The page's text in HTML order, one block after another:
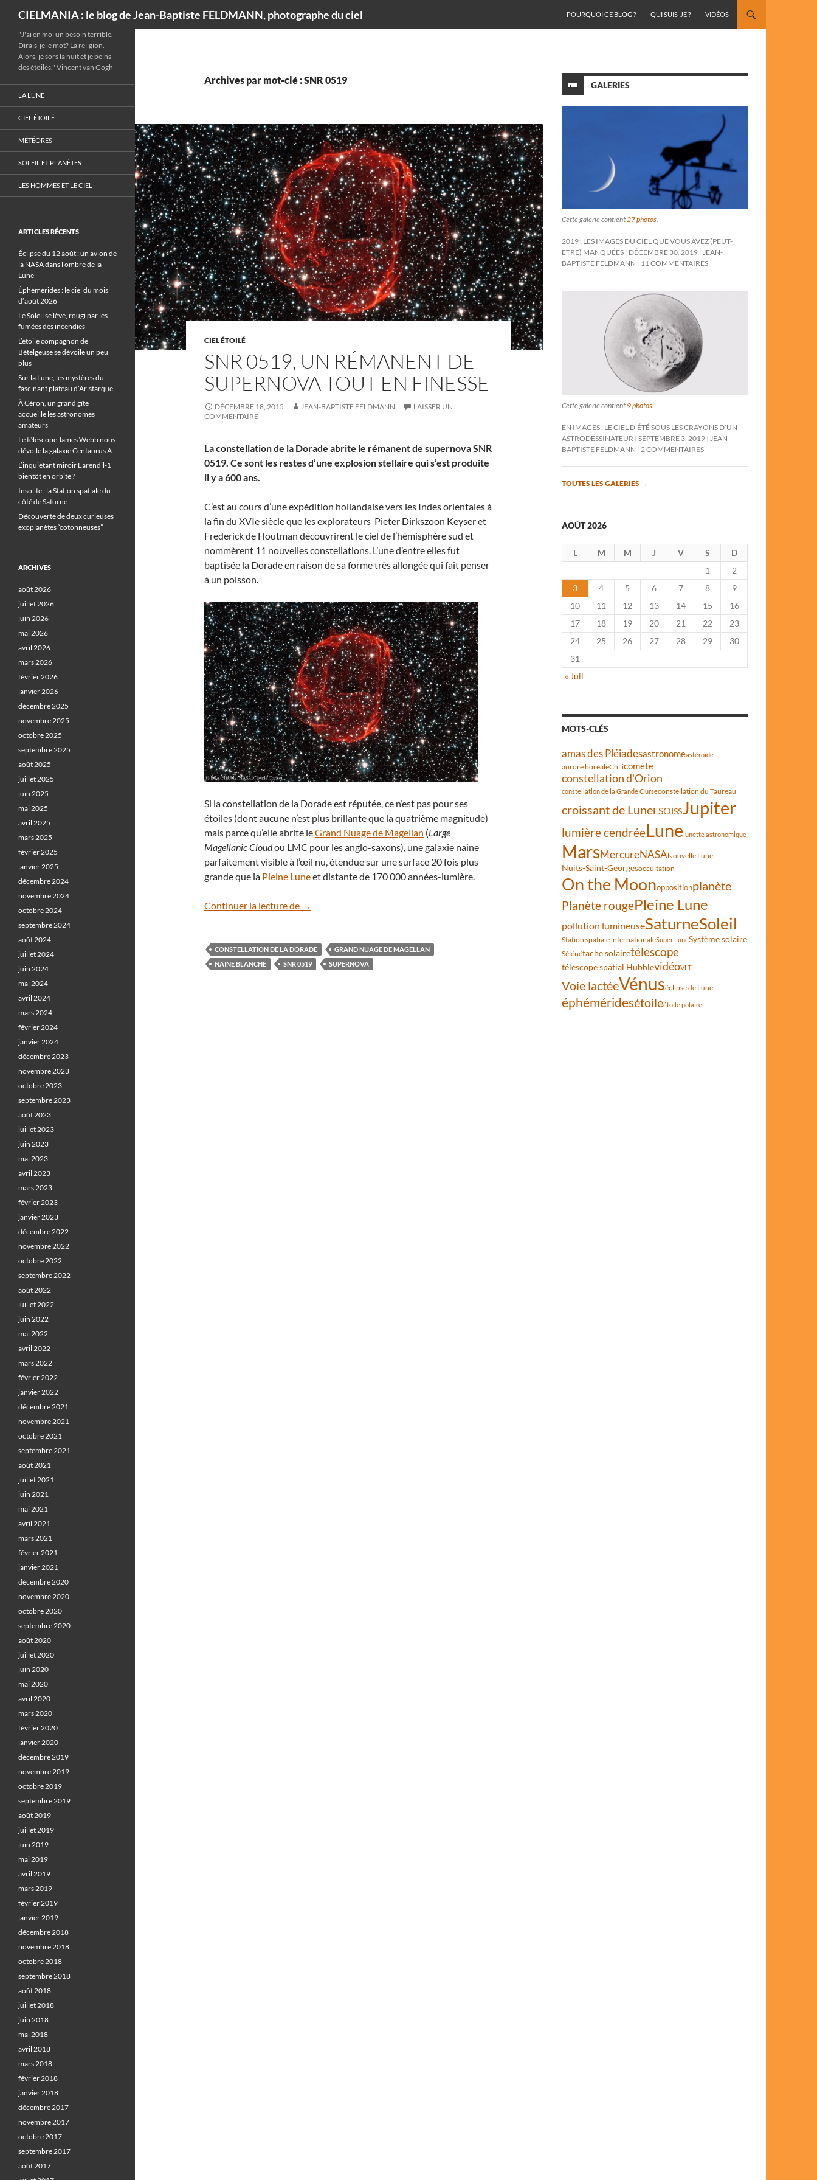
CIELMANIA : le blog de Jean-Baptiste FELDMANN, photographe du ciel
POURQUOI CE BLOG ?
QUI SUIS-JE ? VIDÉOS
Archives par mot-clé : SNR 0519
CIEL ÉTOILÉ
SNR 0519, UN RÉMANENT DE
SUPERNOVA TOUT EN FINESSE
DÉCEMBRE 18, 2015 JEAN-BAPTISTE FELDMANN
LAISSER UN
COMMENTAIRE
La constellation de la Dorade abrite le rémanent de supernova SNR
0519. Ce sont les restes d’une explosion stellaire qui s’est produite
il y a 600 ans.
C’est au cours d’une expédition hollandaise vers les Indes orientales à
la fin du XVIe siècle que les explorateurs Pieter Dirkszoon Keyser et
Frederick de Houtman découvrirent le ciel de l’hémisphère sud et
nommèrent 11 nouvelles constellations. L’une d’entre elles fut
baptisée la Dorade en raison de sa forme très allongée qui fait penser
à un poisson.
Si la constellation de la Dorade est réputée, ce n’est pas pour ses
étoiles (dont aucune n’est plus brillante que la quatrième magnitude)
mais parce qu’elle abrite leGrand Nuage de Magellan (Large
Magellanic Cloudou LMC pour les anglo-saxons), une galaxie naine
parfaitement visible à l’œil nu, étendue sur une surface 20 fois plus
grande que la Pleine Luneet distante de 170 000 années-lumière.
Continuer la lecture de SNR 0519, un rémanent de supernova tout en finesse
→
CONSTELLATION DE LA DORADE
GRAND NUAGE DE MAGELLAN
NAINE BLANCHE
SNR 0519 SUPERNOVA
GALERIES
Cette galerie contient27 photos.
2019 : LES IMAGES DU CIEL QUE VOUS AVEZ (PEUT-
ÊTRE) MANQUÉES DÉCEMBRE 30, 2019 JEAN-
BAPTISTE FELDMANN
11 COMMENTAIRES
Cette galerie contient 9 photos
EN IMAGES : LE CIEL D’ÉTÉ SOUS LES CRAYONS D’UN
ASTRODESSINATEUR SEPTEMBRE 3, 2019
JEAN-
BAPTISTE FELDMANN
2 COMMENTAIRES
TOUTES LES GALERIES →
AOÛT 2026
L M M J V S
D
1
2
3
4 5 6 7 8
9
10
11 12 13 14 15
16
17
18 19 20 21 22
23
24
25 26 27 28 29
30
31
« Juil
MOTS-CLÉS
amas des Pléiadesastronomeastéroïde
aurore boréaleChilicomète
constellation d'Orion
constellation de la Grande Ourseconstellation du Taureau
croissant de LuneESOISSJupiter
lumière cendréeLunelunette astronomique
MarsMercureNASANouvelle Lune
Nuits-Saint-Georgesoccultation
On the Moonoppositionplanète
Planète rougePleine Lune
pollution lumineuseSaturneSoleil
Station spatiale internationaleSuper LuneSystème solaire
Sélénétache solairetélescope
télescope spatial HubblevidéoVLT
Voie lactéeVénuséclipse de Lune
éphéméridesétoileétoile polaire
"J'ai en moi un besoin terrible.
Dirais-je le mot? La religion.
Alors, je sors la nuit et je peins
des étoiles." Vincent van Gogh
LA LUNE
CIEL ÉTOILÉ
MÉTÉORES
SOLEIL ET PLANÈTES
LES HOMMES ET LE CIEL
ARTICLES RÉCENTS
Éclipse du 12 août : un avion de
la NASA dans l’ombre de la
Lune
Éphémérides : le ciel du mois
d’août 2026
Le Soleil se lève, rougi par les
fumées des incendies
L’étoile compagnon de
Bételgeuse se dévoile un peu
plus
Sur la Lune, les mystères du
fascinant plateau d’Aristarque
À Céron, un grand gîte
accueille les astronomes
amateurs
Le télescope James Webb nous
dévoile la galaxie Centaurus A
L’inquiétant miroir Eärendil-1
bientôt en orbite ?
Insolite : la Station spatiale du
côté de Saturne
Découverte de deux curieuses
exoplanètes “cotonneuses”
ARCHIVES
août 2026
juillet 2026
juin 2026
mai 2026
avril 2026
mars 2026
février 2026
janvier 2026
décembre 2025
novembre 2025
octobre 2025
septembre 2025
août 2025
juillet 2025
juin 2025
mai 2025
avril 2025
mars 2025
février 2025
janvier 2025
décembre 2024
novembre 2024
octobre 2024
septembre 2024
août 2024
juillet 2024
juin 2024
mai 2024
avril 2024
mars 2024
février 2024
janvier 2024
décembre 2023
novembre 2023
octobre 2023
septembre 2023
août 2023
juillet 2023
juin 2023
mai 2023
avril 2023
mars 2023
février 2023
janvier 2023
décembre 2022
novembre 2022
octobre 2022
septembre 2022
août 2022
juillet 2022
juin 2022
mai 2022
avril 2022
mars 2022
février 2022
janvier 2022
décembre 2021
novembre 2021
octobre 2021
septembre 2021
août 2021
juillet 2021
juin 2021
mai 2021
avril 2021
mars 2021
février 2021
janvier 2021
décembre 2020
novembre 2020
octobre 2020
septembre 2020
août 2020
juillet 2020
juin 2020
mai 2020
avril 2020
mars 2020
février 2020
janvier 2020
décembre 2019
novembre 2019
octobre 2019
septembre 2019
août 2019
juillet 2019
juin 2019
mai 2019
avril 2019
mars 2019
février 2019
janvier 2019
décembre 2018
novembre 2018
octobre 2018
septembre 2018
août 2018
juillet 2018
juin 2018
mai 2018
avril 2018
mars 2018
février 2018
janvier 2018
décembre 2017
novembre 2017
octobre 2017
septembre 2017
août 2017